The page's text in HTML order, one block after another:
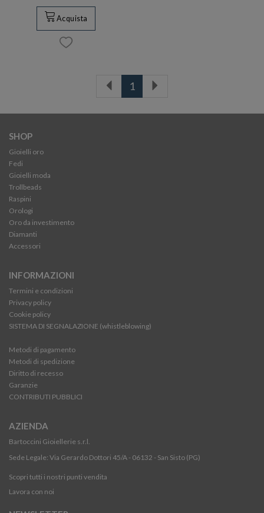
Acquista
1
SHOP
Gioielli oro
Fedi
Gioielli moda
Trollbeads
Raspini
Orologi
Oro da investimento
Diamanti
Accessori
INFORMAZIONI
Termini e condizioni
Privacy policy
Cookie policy
SISTEMA DI SEGNALAZIONE (whistleblowing)
Metodi di pagamento
Metodi di spedizione
Diritto di recesso
Garanzie
CONTRIBUTI PUBBLICI
AZIENDA
Bartoccini Gioiellerie s.r.l.
Sede Legale: Via Gerardo Dottori 45/A - 06132 - San Sisto (PG)
Scopri tutti i nostri punti vendita
Lavora con noi